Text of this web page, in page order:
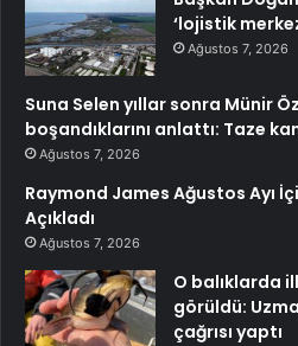
‘lojistik
Ağustos 7, 2026
Suna Selen yıllar sonra Münir
boşandıklarını anlattı: Taze
Ağustos 7, 2026
Raymond James Ağustos Ayı
Açıkladı
Ağustos 7, 2026
O balıklarda
görüldü:
çağrısı yaptı